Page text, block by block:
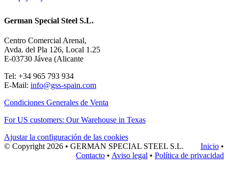
German Special Steel S.L.
Centro Comercial Arenal,
Avda. del Pla 126, Local 1.25
E-03730 Jávea (Alicante
Tel: +34 965 793 934
E-Mail: info@gss-spain.com
Condiciones Generales de Venta
For US customers: Our Warehouse in Texas
Ajustar la configuración de las cookies
© Copyright2026 • GERMAN SPECIAL STEEL S.L. Inicio •
Contacto • Aviso legal • Política de privacidad